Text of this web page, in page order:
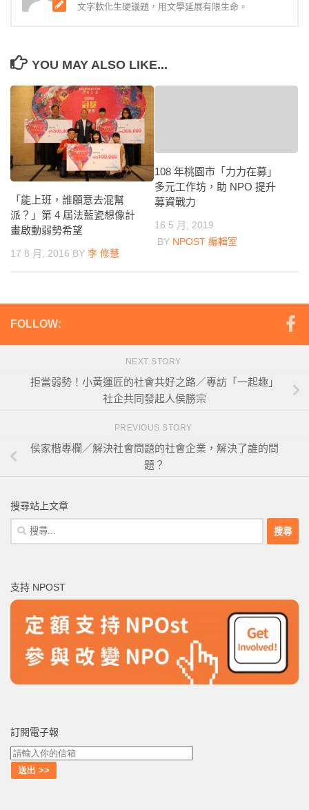
文字軟化生硬議題，用文學延展有限生命。
YOU MAY ALSO LIKE...
「能上班，誰願意去混幫
派？」第 4 屆法藍瓷想像計
畫啟動弱勢希望
17 8 月, 2016 BY 李 修慧
108 年桃園市「力力在募」
多元工作坊，助 NPO 提升
募資戰力
16 5 月, 2019
BY NPOST 編輯室
FOLLOW:
NEXT STORY
拒當弱勢！小黃運匠的社會共好之路／專訪「一起趣」
社企共同發起人侯勝宗
PREVIOUS STORY
侯家楷專欄／解決社會問題的社會企業，解決了誰的問
題？
搜尋站上文章
搜
尋
字:
支持 NPOST
訂閱電子報